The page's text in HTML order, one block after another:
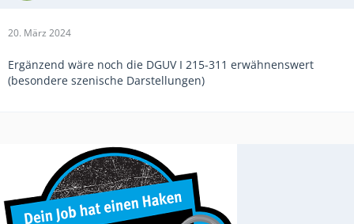
20. März 2024
Ergänzend wäre noch die DGUV I 215-311 erwähnenswert
(besondere szenische Darstellungen)